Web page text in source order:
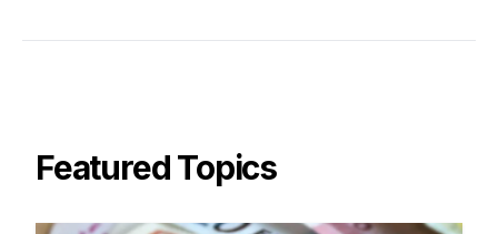
Featured Topics